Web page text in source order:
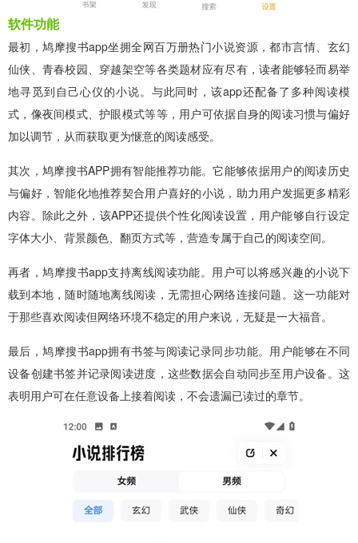
软件功能
最初，鸠摩搜书app坐拥全网百万册热门小说资源，都市言情、玄幻
仙侠、青春校园、穿越架空等各类题材应有尽有，读者能够轻而易举
地寻觅到自己心仪的小说。与此同时，该app还配备了多种阅读模
式，像夜间模式、护眼模式等等，用户可依据自身的阅读习惯与偏好
加以调节，从而获取更为惬意的阅读感受。
其次，鸠摩搜书APP拥有智能推荐功能。它能够依据用户的阅读历史
与偏好，智能化地推荐契合用户喜好的小说，助力用户发掘更多精彩
内容。除此之外，该APP还提供个性化阅读设置，用户能够自行设定
字体大小、背景颜色、翻页方式等，营造专属于自己的阅读空间。
再者，鸠摩搜书app支持离线阅读功能。用户可以将感兴趣的小说下
载到本地，随时随地离线阅读，无需担心网络连接问题。这一功能对
于那些喜欢阅读但网络环境不稳定的用户来说，无疑是一大福音。
最后，鸠摩搜书app拥有书签与阅读记录同步功能。用户能够在不同
设备创建书签并记录阅读进度，这些数据会自动同步至用户设备。这
表明用户可在任意设备上接着阅读，不会遗漏已读过的章节。